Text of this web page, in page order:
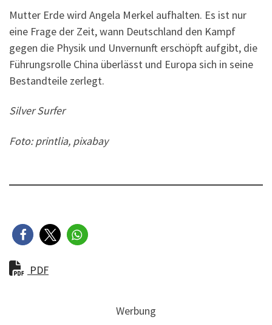
Mutter Erde wird Angela Merkel aufhalten. Es ist nur
eine Frage der Zeit, wann Deutschland den Kampf
gegen die Physik und Unvernunft erschöpft aufgibt, die
Führungsrolle China überlässt und Europa sich in seine
Bestandteile zerlegt.
Silver Surfer
Foto: printlia, pixabay
PDF
Werbung